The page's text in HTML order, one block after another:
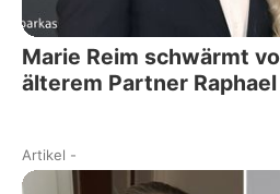
Marie Reim schwärmt
älterem Partner Raphael
Artikel -